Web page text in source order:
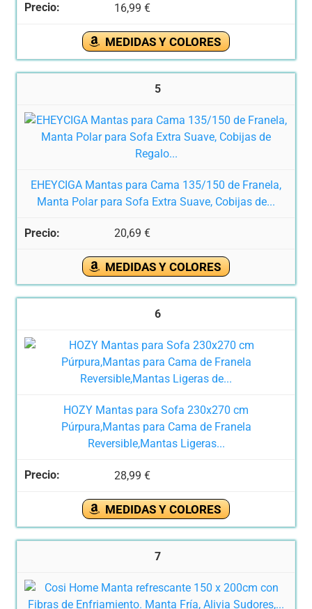
16,99 €
MEDIDAS Y COLORES
5
EHEYCIGA Mantas para Cama 135/150 de Franela,
Manta Polar para Sofa Extra Suave, Cobijas de...
20,69 €
MEDIDAS Y COLORES
6
HOZY Mantas para Sofa 230x270 cm
Púrpura,Mantas para Cama de Franela
Reversible,Mantas Ligeras...
28,99 €
MEDIDAS Y COLORES
7